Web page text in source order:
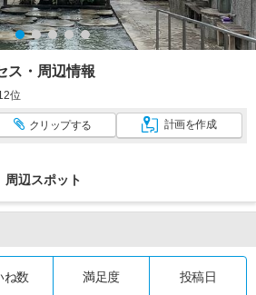
ス・周辺情報
位
クリップする 計画を作成
周辺スポット
ね数 満足度 投稿日